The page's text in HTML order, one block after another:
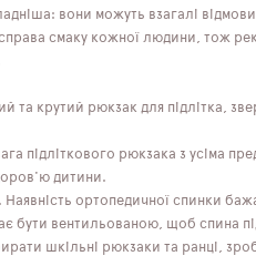
вони можуть взагалі
смаку кожної людини, тож
крутий рюкзак для підлітка,
підліткового рюкзака з усіма
дитини.
ортопедичної спинки
бути вентильованою, щоб спина
шкільні рюкзаки та ранці,